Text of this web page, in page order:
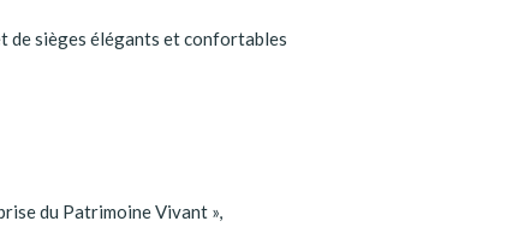
de sièges élégants et confortables
du Patrimoine Vivant »,